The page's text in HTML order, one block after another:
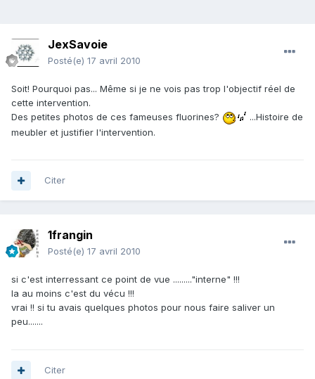
JexSavoie
Posté(e) 17 avril 2010
Soit! Pourquoi pas... Même si je ne vois pas trop l'objectif réel de
cette intervention.
Des petites photos de ces fameuses fluorines?
...Histoire de
meubler et justifier l'intervention.
Citer
1frangin
Posté(e) 17 avril 2010
si c'est interressant ce point de vue ........."interne" !!!
la au moins c'est du vécu !!!
vrai !! si tu avais quelques photos pour nous faire saliver un
peu.......
Citer